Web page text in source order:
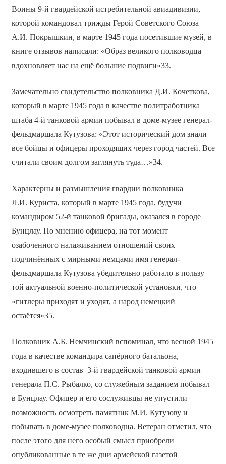
Воины 9-й гвардейской истребительной авиадивизии,
которой командовал трижды Герой Советского Союза
А.И. Покрышкин, в марте 1945 года посетившие музей, в
книге отзывов написали: «Образ великого полководца
вдохновляет нас на ещё большие подвиги»33.
Замечательно свидетельство полковника Д.И. Кочеткова,
который в марте 1945 года в качестве политработника
штаба 4-й танковой армии побывал в доме-музее генерал-
фельдмаршала Кутузова: «Этот исторический дом знали
все бойцы и офицеры проходящих через город частей. Все
считали своим долгом заглянуть туда…»34.
Характерны и размышления гвардии полковника
Л.И. Куриста, который в марте 1945 года, будучи
командиром 52-й танковой бригады, оказался в городе
Бунцлау. По мнению офицера, на тот момент
озабоченного налаживанием отношений своих
подчинённых с мирными немцами имя генерал-
фельдмаршала Кутузова убедительно работало в пользу
той актуальной военно-политической установки, что
«гитлеры приходят и уходят, а народ немецкий
остаётся»35.
Полковник А.Б. Немчинский вспоминал, что весной 1945
года в качестве командира сапёрного батальона,
входившего в состав 3-й гвардейской танковой армии
генерала П.С. Рыбалко, со служебным заданием побывал
в Бунцлау. Офицер и его сослуживцы не упустили
возможность осмотреть памятник М.И. Кутузову и
побывать в доме-музее полководца. Ветеран отметил, что
после этого для него особый смысл приобрели
опубликованные в те же дни армейской газетой